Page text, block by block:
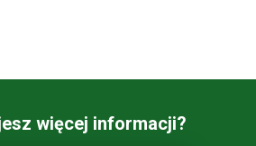
więcej informacji?